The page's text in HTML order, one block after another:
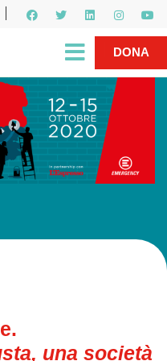
R1PUD1A
DONA
una società